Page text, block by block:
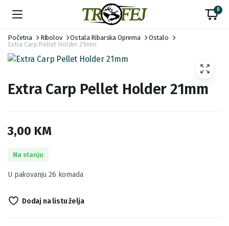
0
Početna Ribolov Ostala Ribarska Oprema
Ostalo
Extra Carp Pellet Holder 21mm
Extra Carp Pellet Holder 21mm
3,00 KM
Na stanju
U pakovanju 26 komada
Dodaj na listu želja